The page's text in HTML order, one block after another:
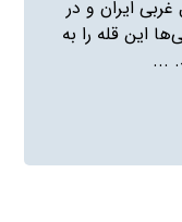
ایران و در
این قله را به
...